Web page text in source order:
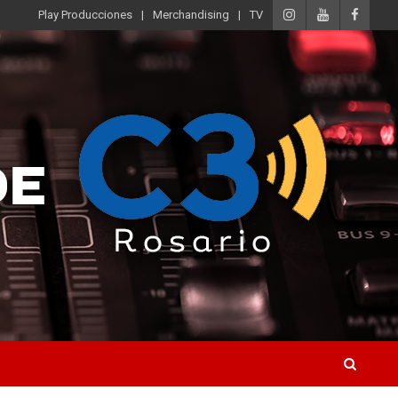
Play Producciones Merchandising TV